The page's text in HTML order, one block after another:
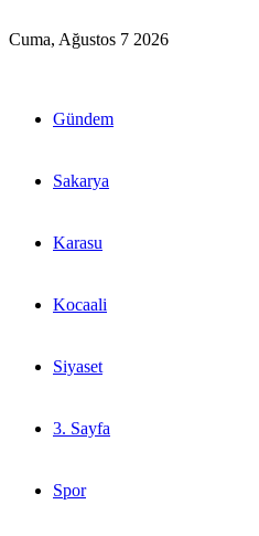
Cuma, Ağustos 7 2026
Gündem
Sakarya
Karasu
Kocaali
Siyaset
3. Sayfa
Spor